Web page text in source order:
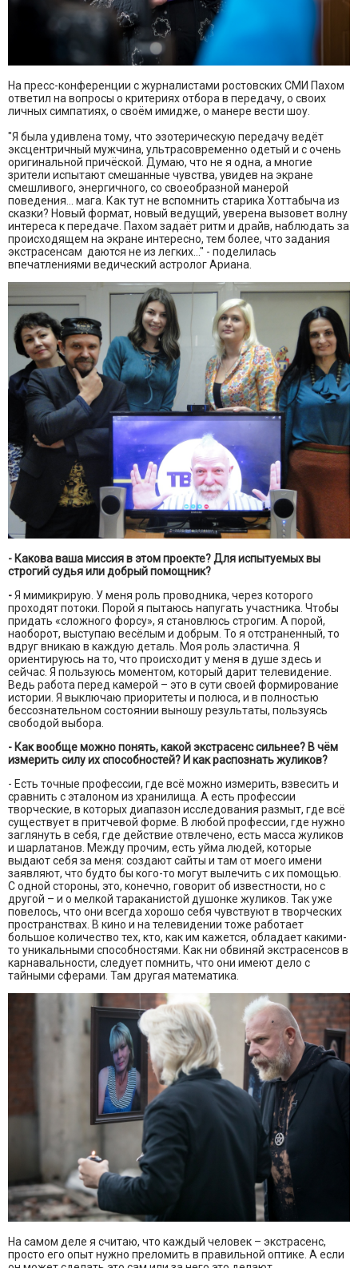
На пресс-конференции с журналистами ростовских СМИ Пахом
ответил на вопросы о критериях отбора в передачу, о своих
личных симпатиях, о своём имидже, о манере вести шоу.
"Я была удивлена тому, что эзотерическую передачу ведёт
эксцентричный мужчина, ультрасовременно одетый и с очень
оригинальной причёской. Думаю, что не я одна, а многие
зрители испытают смешанные чувства, увидев на экране
смешливого, энергичного, со своеобразной манерой
поведения... мага. Как тут не вспомнить старика Хоттабыча из
сказки? Новый формат, новый ведущий, уверена вызовет волну
интереса к передаче. Пахом задаёт ритм и драйв, наблюдать за
происходящем на экране интересно, тем более, что задания
экстрасенсам даются не из легких..." - поделилась
впечатлениями ведический астролог Ариана.
- Какова ваша миссия в этом проекте? Для испытуемых вы
строгий судья или добрый помощник?
-Я мимикрирую. У меня роль проводника, через которого
проходят потоки. Порой я пытаюсь напугать участника. Чтобы
придать «сложного форсу», я становлюсь строгим. А порой,
наоборот, выступаю весёлым и добрым. То я отстраненный, то
вдруг вникаю в каждую деталь. Моя роль эластична. Я
ориентируюсь на то, что происходит у меня в душе здесь и
сейчас. Я пользуюсь моментом, который дарит телевидение.
Ведь работа перед камерой – это в сути своей формирование
истории. Я выключаю приоритеты и полюса, и в полностью
бессознательном состоянии выношу результаты, пользуясь
свободой выбора.
- Как вообще можно понять, какой экстрасенс сильнее? В чём
измерить силу их способностей? И как распознать жуликов?
- Есть точные профессии, где всё можно измерить, взвесить и
сравнить с эталоном из хранилища. А есть профессии
творческие, в которых диапазон исследования размыт, где всё
существует в притчевой форме. В любой профессии, где нужно
заглянуть в себя, где действие отвлечено, есть масса жуликов
и шарлатанов. Между прочим, есть уйма людей, которые
выдают себя за меня: создают сайты и там от моего имени
заявляют, что будто бы кого-то могут вылечить с их помощью.
С одной стороны, это, конечно, говорит об известности, но с
другой – и о мелкой тараканистой душонке жуликов. Так уже
повелось, что они всегда хорошо себя чувствуют в творческих
пространствах. В кино и на телевидении тоже работает
большое количество тех, кто, как им кажется, обладает какими-
то уникальными способностями. Как ни обвиняй экстрасенсов в
карнавальности, следует помнить, что они имеют дело с
тайными сферами. Там другая математика.
На самом деле я считаю, что каждый человек – экстрасенс,
просто его опыт нужно преломить в правильной оптике. А если